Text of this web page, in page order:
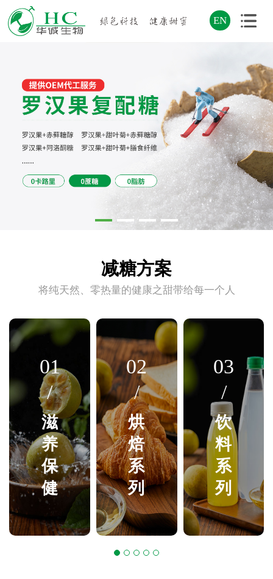
EN
减糖方案
将纯天然、零热量的健康之甜带给每一个人
01
/
滋
养
保
健
02
/
烘
焙
系
列
03
/
饮
料
系
列